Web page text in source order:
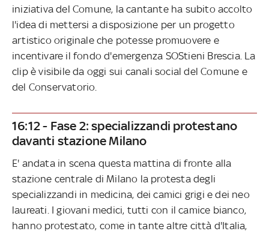
iniziativa del Comune, la cantante ha subito accolto
l'idea di mettersi a disposizione per un progetto
artistico originale che potesse promuovere e
incentivare il fondo d'emergenza SOStieni Brescia. La
clip è visibile da oggi sui canali social del Comune e
del Conservatorio.
16:12 - Fase 2: specializzandi protestano
davanti stazione Milano
E' andata in scena questa mattina di fronte alla
stazione centrale di Milano la protesta degli
specializzandi in medicina, dei camici grigi e dei neo
laureati. I giovani medici, tutti con il camice bianco,
hanno protestato, come in tante altre città d'Italia,